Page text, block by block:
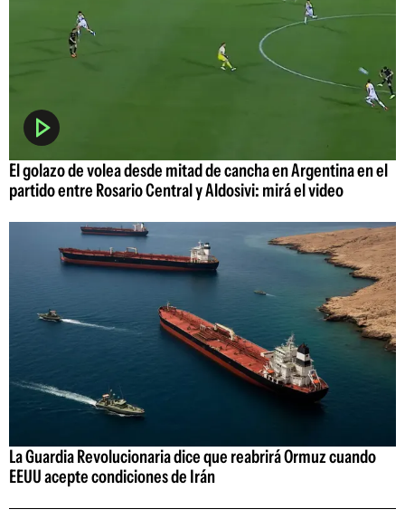
El golazo de volea desde mitad de cancha en Argentina en el
partido entre Rosario Central y Aldosivi: mirá el video
La Guardia Revolucionaria dice que reabrirá Ormuz cuando
EEUU acepte condiciones de Irán